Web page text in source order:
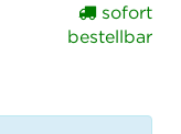
sofort
bestellbar